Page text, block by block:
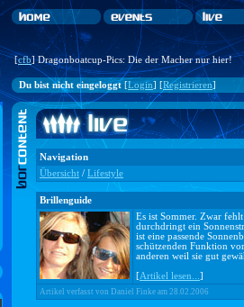
[cfb] Dragonboatcup-Pics: Die der Macher nur hier!
Du bist nicht eingeloggt[Login] [Registrieren]
Navigation
Übersicht / Lifestyle
Brillenguide
Es ist Sommer. Zwar
durchdringt ein
ist eine passende
schützenden Funktion
anderen weil sie gut
[Artikel lesen... ]
Artikel verfasst von Daniel Finke am 28.02.2006